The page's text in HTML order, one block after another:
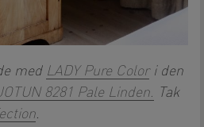
med LADY Pure Colori den
8281 Pale Linden.
Tak
.